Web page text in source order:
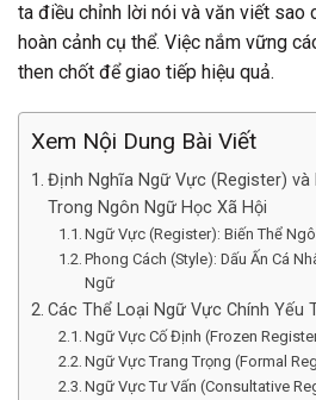
ta điều chỉnh lời nói và văn viết sao
hoàn cảnh cụ thể. Việc nắm vững
then chốt để giao tiếp hiệu quả.
Xem Nội Dung Bài Viết
Định Nghĩa Ngữ Vực (Register) và
Trong Ngôn Ngữ Học Xã Hội
Ngữ Vực (Register): Biến Thể
Phong Cách (Style): Dấu Ấn Cá
Ngữ
Các Thể Loại Ngữ Vực Chính Yếu
Ngữ Vực Cố Định (Frozen
Ngữ Vực Trang Trọng (Formal
Ngữ Vực Tư Vấn (Consultative